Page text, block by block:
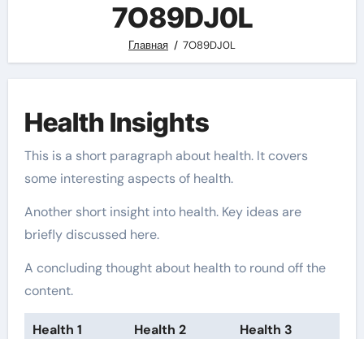
7O89DJ0L
Главная 7O89DJ0L
Health Insights
This is a short paragraph about health. It covers
some interesting aspects of health.
Another short insight into health. Key ideas are
briefly discussed here.
A concluding thought about health to round off the
content.
Health 1 Health 2
Health 3